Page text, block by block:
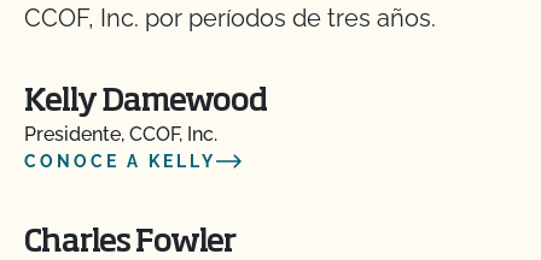
CCOF, Inc. por períodos de tres años.
Kelly Damewood
Presidente, CCOF, Inc.
CONOCE A KELLY
Charles Fowler